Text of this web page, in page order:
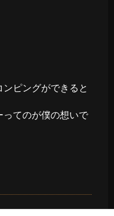
ピングができると
ってのが僕の想いで